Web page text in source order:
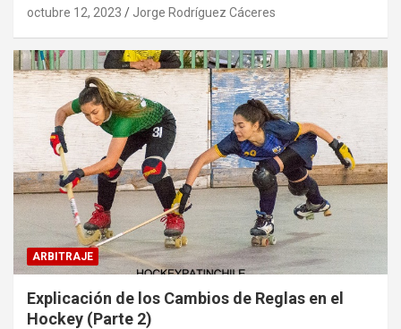
octubre 12, 2023 Jorge Rodríguez Cáceres
ARBITRAJE
Explicación de los Cambios de Reglas en el
Hockey (Parte 2)